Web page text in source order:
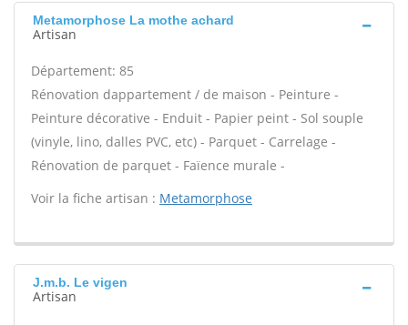
Metamorphose La mothe achard
Artisan
Département: 85
Rénovation dappartement / de maison - Peinture -
Peinture décorative - Enduit - Papier peint - Sol souple
(vinyle, lino, dalles PVC, etc) - Parquet - Carrelage -
Rénovation de parquet - Faïence murale -
Voir la fiche artisan : Metamorphose
J.m.b. Le vigen
Artisan